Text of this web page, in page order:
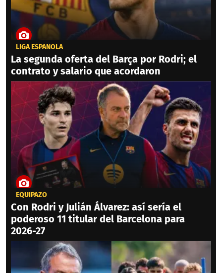
LIGA ESPAÑOLA
La segunda oferta del Barça por Rodri; el
contrato y salario que acordaron
EQUIPAZO
Con Rodri y Julián Álvarez: así sería el
poderoso 11 titular del Barcelona para
2026-27